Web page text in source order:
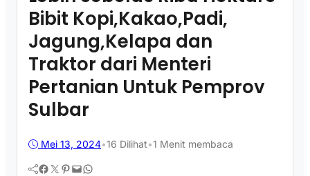
Bibit Kopi,Kakao,Padi,
Jagung,Kelapa dan
Traktor dari Menteri
Pertanian Untuk Pemprov
Sulbar
Mei 13, 2024•16 Dilihat•1 Menit membaca
Facebook Twitter Pinterest Mail WhatsApp